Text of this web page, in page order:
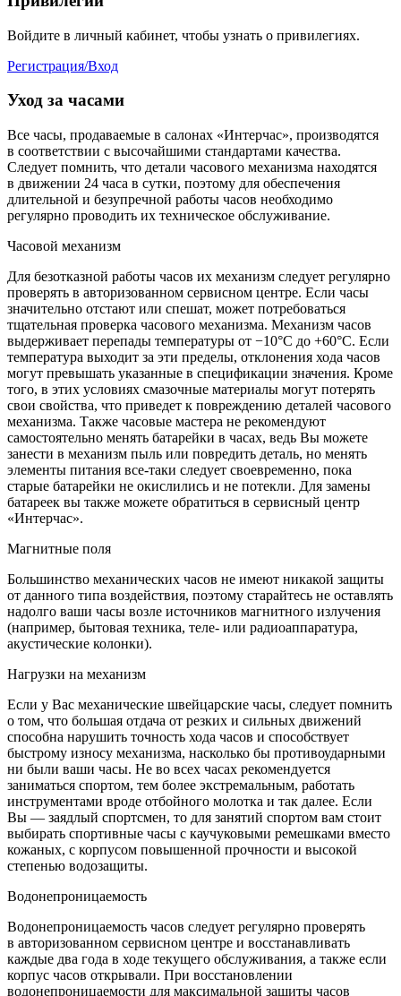
Войдите в личный кабинет, чтобы узнать о привилегиях.
Регистрация/Вход
Уход за часами
Все часы, продаваемые в салонах «Интерчас», производятся
в соответствии с высочайшими стандартами качества.
Следует помнить, что детали часового механизма находятся
в движении 24 часа в сутки, поэтому для обеспечения
длительной и безупречной работы часов необходимо
регулярно проводить их техническое обслуживание.
Часовой механизм
Для безотказной работы часов их механизм следует регулярно
проверять в авторизованном сервисном центре. Если часы
значительно отстают или спешат, может потребоваться
тщательная проверка часового механизма. Механизм часов
выдерживает перепады температуры от −10°C до +60°C. Если
температура выходит за эти пределы, отклонения хода часов
могут превышать указанные в спецификации значения. Кроме
того, в этих условиях смазочные материалы могут потерять
свои свойства, что приведет к повреждению деталей часового
механизма. Также часовые мастера не рекомендуют
самостоятельно менять батарейки в часах, ведь Вы можете
занести в механизм пыль или повредить деталь, но менять
элементы питания все-таки следует своевременно, пока
старые батарейки не окислились и не потекли. Для замены
батареек вы также можете обратиться в сервисный центр
«Интерчас».
Магнитные поля
Большинство механических часов не имеют никакой защиты
от данного типа воздействия, поэтому старайтесь не оставлять
надолго ваши часы возле источников магнитного излучения
(например, бытовая техника, теле- или радиоаппаратура,
акустические колонки).
Нагрузки на механизм
Если у Вас механические швейцарские часы, следует помнить
о том, что большая отдача от резких и сильных движений
способна нарушить точность хода часов и способствует
быстрому износу механизма, насколько бы противоударными
ни были ваши часы. Не во всех часах рекомендуется
заниматься спортом, тем более экстремальным, работать
инструментами вроде отбойного молотка и так далее. Если
Вы — заядлый спортсмен, то для занятий спортом вам стоит
выбирать спортивные часы с каучуковыми ремешками вместо
кожаных, с корпусом повышенной прочности и высокой
степенью водозащиты.
Водонепроницаемость
Водонепроницаемость часов следует регулярно проверять
в авторизованном сервисном центре и восстанавливать
каждые два года в ходе текущего обслуживания, а также если
корпус часов открывали. При восстановлении
водонепроницаемости для максимальной защиты часов